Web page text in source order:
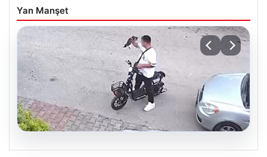
Yan Manşet
04.08.2026